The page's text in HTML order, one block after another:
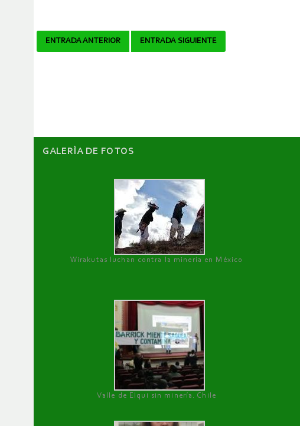
Navegador
ENTRADA ANTERIOR ENTRADA SIGUIENTE
GALERÌA DE FOTOS
Wirakutas luchan contra la minería en México
Valle de Elqui sin minería. Chile